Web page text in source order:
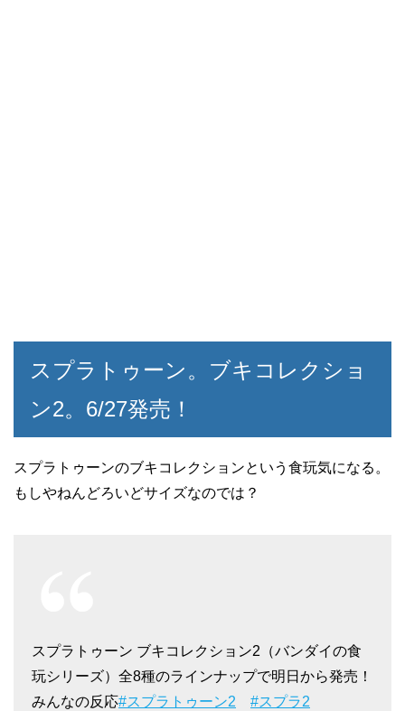
スプラトゥーン。ブキコレクショ
ン2。6/27発売！
スプラトゥーンのブキコレクションという食玩気になる。
もしやねんどろいどサイズなのでは？
スプラトゥーン ブキコレクション2（バンダイの食
玩シリーズ）全8種のラインナップで明日から発売！
みんなの反応#スプラトゥーン2
#スプラ2